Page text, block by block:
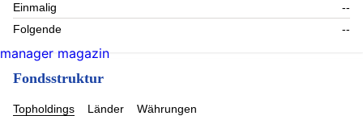
Einmalig
--
Folgende
--
Fondsstruktur
Topholdings Länder Währungen
manager magazin